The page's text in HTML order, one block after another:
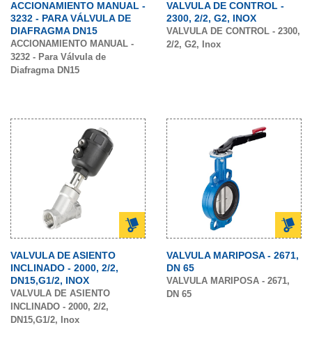
ACCIONAMIENTO MANUAL -
3232 - PARA VÁLVULA DE
DIAFRAGMA DN15
ACCIONAMIENTO MANUAL -
3232 - Para Válvula de
Diafragma DN15
VALVULA DE CONTROL -
2300, 2/2, G2, INOX
VALVULA DE CONTROL - 2300,
2/2, G2, Inox
VALVULA DE ASIENTO
INCLINADO - 2000, 2/2,
DN15,G1/2, INOX
VALVULA DE ASIENTO
INCLINADO - 2000, 2/2,
DN15,G1/2, Inox
VALVULA MARIPOSA - 2671,
DN 65
VALVULA MARIPOSA - 2671,
DN 65